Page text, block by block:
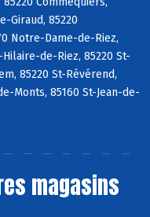
Giraud, 85220
Notre-Dame-de-Riez,
de-Riez, 85220 St-
85220 St-Révérend,
Monts, 85160 St-Jean-de-
magasins